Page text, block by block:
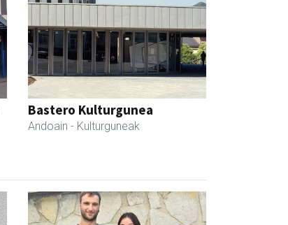
Bastero Kulturgunea
Andoain - Kulturguneak